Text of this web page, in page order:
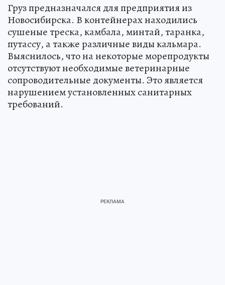
Груз предназначался для предприятия из
Новосибирска. В контейнерах находились
сушеные треска, камбала, минтай, таранка,
путассу, а также различные виды кальмара.
Выяснилось, что на некоторые морепродукты
отсутствуют необходимые ветеринарные
сопроводительные документы. Это является
нарушением установленных санитарных
требований.